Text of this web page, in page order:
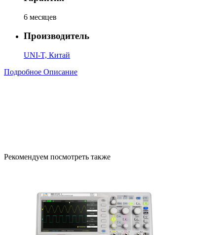
6 месяцев
Производитель
UNI-T, Китай
Подробное Описание
Рекомендуем посмотреть также